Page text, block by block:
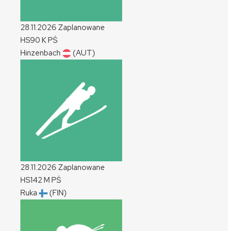
28.11.2026 Zaplanowane
HS90 KPŚ
Hinzenbach
(AUT)
28.11.2026 Zaplanowane
HS142M PŚ
Ruka
(FIN)